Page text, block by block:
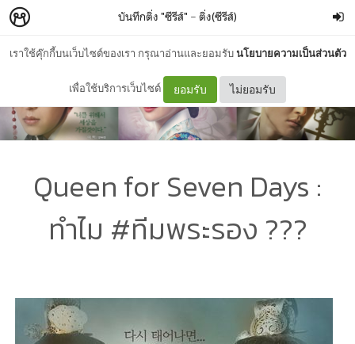
เราใช้คุ๊กกี้บนเว็บไซต์ของเรา กรุณาอ่านและยอมรับนโยบายความเป็นส่วนตัว
เพื่อใช้บริการเว็บไซต์ ยอมรับ ไม่ยอมรับ
บันทึกติ่ง "ซีรีส์" – ติ่ง(ซีรีส์)
Queen for Seven Days :
ทำไม #ทีมพระรอง ???